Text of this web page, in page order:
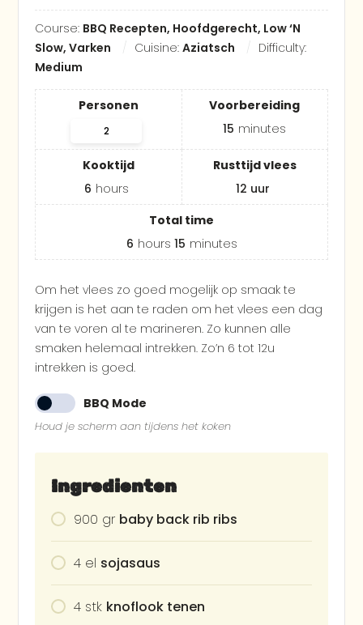
Course: BBQ Recepten, Hoofdgerecht, Low ‘N
Slow, Varken
Cuisine:Aziatsch
Difficulty:
Medium
Personen
Voorbereiding
15 minutes
Kooktijd
6 hours
Rusttijd vlees
12 uur
Total time
6 hours 15 minutes
Om het vlees zo goed mogelijk op smaak te
krijgen is het aan te raden om het vlees een dag
van te voren al te marineren. Zo kunnen alle
smaken helemaal intrekken. Zo’n 6 tot 12u
intrekken is goed.
BBQ Mode
Houd je scherm aan tijdens het koken
Ingredienten
900 gr baby back rib ribs
4 el sojasaus
4 stk knoflook tenen